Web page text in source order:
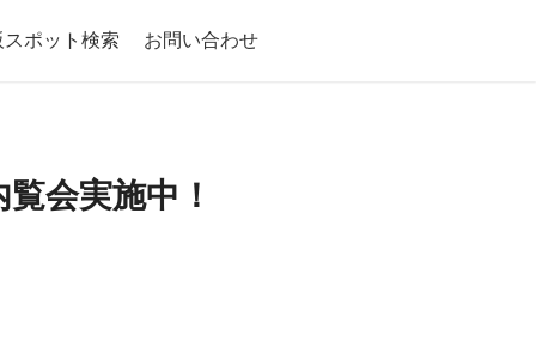
スポット検索 お問い合わせ
会実施中！